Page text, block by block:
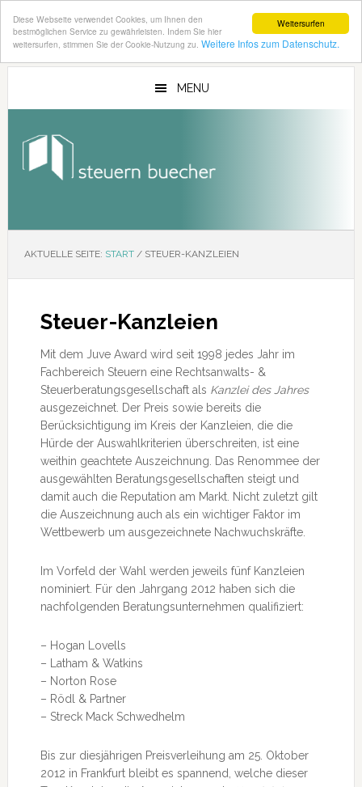
Weitersurfen
Diese Webseite verwendet Cookies, um Ihnen den
bestmöglichen Service zu gewährleisten. Indem Sie hier
weitersurfen, stimmen Sie der Cookie-Nutzung zu. Weitere Infos zum Datenschutz.
Zum
Zur
MENU
AKTUELLE SEITE: START /STEUER-KANZLEIEN
Steuer-Kanzleien
Mit dem Juve Award wird seit 1998 jedes Jahr im
Fachbereich Steuern eine Rechtsanwalts- &
Steuerberatungsgesellschaft als Kanzlei des Jahres
ausgezeichnet. Der Preis sowie bereits die
Berücksichtigung im Kreis der Kanzleien, die die
Hürde der Auswahlkriterien überschreiten, ist eine
weithin geachtete Auszeichnung. Das Renommee der
ausgewählten Beratungsgesellschaften steigt und
damit auch die Reputation am Markt. Nicht zuletzt gilt
die Auszeichnung auch als ein wichtiger Faktor im
Wettbewerb um ausgezeichnete Nachwuchskräfte.
Im Vorfeld der Wahl werden jeweils fünf Kanzleien
nominiert. Für den Jahrgang 2012 haben sich die
nachfolgenden Beratungsunternehmen qualifiziert:
– Hogan Lovells
– Latham & Watkins
– Norton Rose
– Rödl & Partner
– Streck Mack Schwedhelm
Bis zur diesjährigen Preisverleihung am 25. Oktober
2012 in Frankfurt bleibt es spannend, welche dieser